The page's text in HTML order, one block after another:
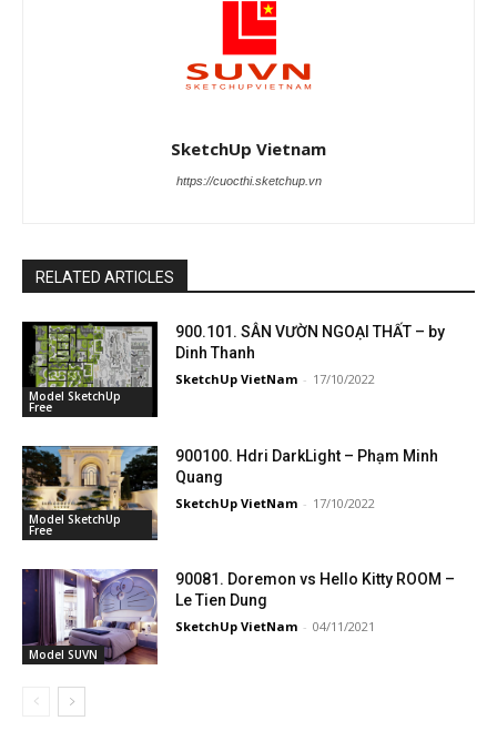
SketchUp Vietnam
https://cuocthi.sketchup.vn
RELATED ARTICLES
Model SketchUp
Free
900.101. SÂN VƯỜN NGOẠI THẤT – by
Dinh Thanh
SketchUp VietNam - 17/10/2022
Model SketchUp
Free
900100. Hdri DarkLight – Phạm Minh
Quang
SketchUp VietNam - 17/10/2022
Model SUVN
90081. Doremon vs Hello Kitty ROOM –
Le Tien Dung
SketchUp VietNam - 04/11/2021